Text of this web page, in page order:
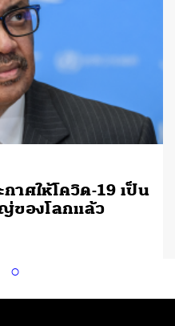
าศให้โควิด-19 เป็น
ของโลกแล้ว